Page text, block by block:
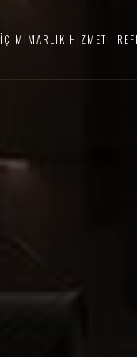
İÇ MİMARLIK HİZMETİ